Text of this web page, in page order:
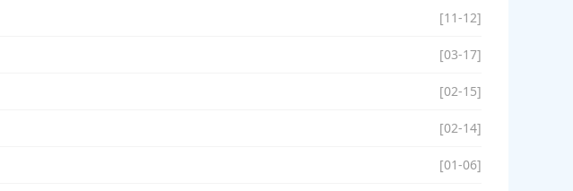
[11-12]
[03-17]
[02-15]
[02-14]
[01-06]